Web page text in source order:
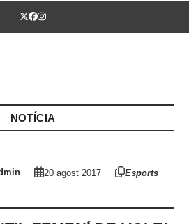
Twitter
Facebook
Instagram
NOTÍCIA
20 agost 2017 Esports